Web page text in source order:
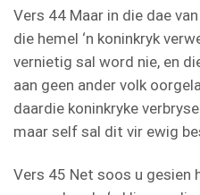
Vers 44 Maar in die dae
die hemel ‘n koninkryk
vernietig sal word nie, en
aan geen ander volk
daardie koninkryke
maar self sal dit vir ewig
Vers 45 Net soos u gesien